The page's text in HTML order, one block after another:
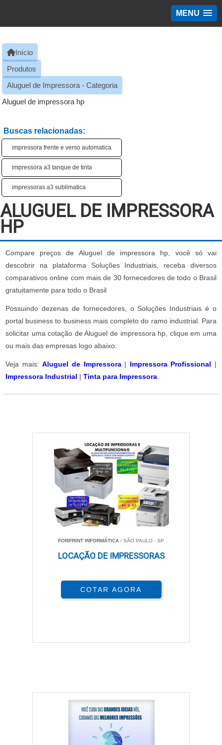
MENU
Início
Produtos
Aluguel de Impressora - Categoria
Aluguel de impressora hp
Buscas relacionadas:
impressora frente e verso automatica
impressora a3 tanque de tinta​
impressoras a3 sublimatica​
ALUGUEL DE IMPRESSORA
HP
Compare preços de Aluguel de impressora hp, você só vai
descobrir na plataforma Soluções Industriais, receba diversos
comparativos online com mais de 30 fornecedores de todo o Brasil
gratuitamente para todo o Brasil
Possuindo dezenas de fornecedores, o Soluções Industriais é o
portal business to business mais completo do ramo industrial. Para
solicitar uma cotação de Aluguel de impressora hp, clique em uma
ou mais das empresas logo abaixo:
Veja mais:Aluguel de Impressora| Impressora Profissional |
Impressora Industrial | Tinta para Impressora
FORPRINT INFORMÁTICA / SÃO PAULO - SP
LOCAÇÃO DE IMPRESSORAS
COTAR AGORA